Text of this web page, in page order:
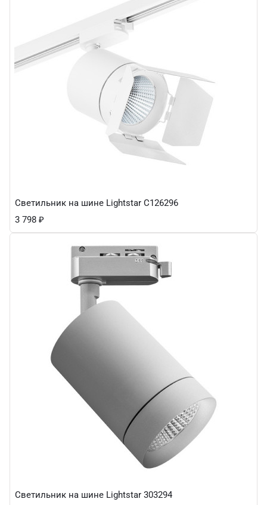
Светильник на шине Lightstar C126296
3 798 ₽
Светильник на шине Lightstar 303294